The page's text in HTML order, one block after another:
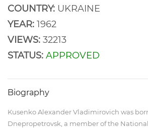
COUNTRY: UKRAINE
YEAR: 1962
VIEWS: 32213
STATUS: APPROVED
Biography
Kusenko Alexander Vladimirovich was
Dnepropetrovsk, a member of the